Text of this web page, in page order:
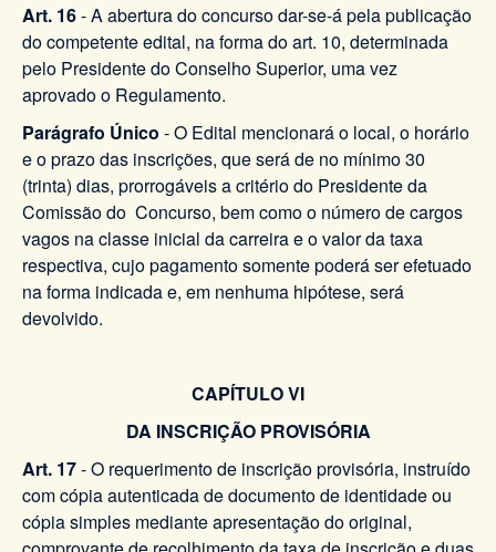
Art. 16- A abertura do concurso dar-se-á pela publicação
do competente edital, na forma do art. 10, determinada
pelo Presidente do Conselho Superior, uma vez
aprovado o Regulamento.
Parágrafo Único - O Edital mencionará o local, o horário
e o prazo das inscrições, que será de no mínimo 30
(trinta) dias, prorrogáveis a critério do Presidente da
Comissão do Concurso, bem como o número de cargos
vagos na classe inicial da carreira e o valor da taxa
respectiva, cujo pagamento somente poderá ser efetuado
na forma indicada e, em nenhuma hipótese, será
devolvido.
CAPÍTULO VI
DA INSCRIÇÃO PROVISÓRIA
Art. 17- O requerimento de inscrição provisória, instruído
com cópia autenticada de documento de identidade ou
cópia simples mediante apresentação do original,